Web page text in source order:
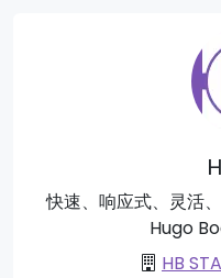
快速、响应式、灵活
Hugo
HB